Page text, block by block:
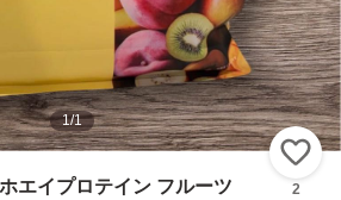
1/1
エイプロテイン フルーツ
2